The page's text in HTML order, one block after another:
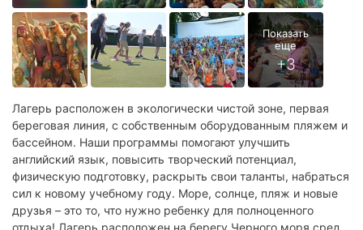
Лагерь расположен в экологически чистой зоне, первая
береговая линия, с собственным оборудованным пляжем и
бассейном. Наши программы помогают улучшить
английский язык, повысить творческий потенциал,
физическую подготовку, раскрыть свои таланты, набраться
сил к новому учебному году. Море, солнце, пляж и новые
друзья – это то, что нужно ребенку для полноценного
отдыха! Лагерь расположен на берегу Черного моря среди
Тематические лагеря в Туапсе Языковые лагеря на море
Английские лагеря на море
Оздоровительные лагеря на море
Образовательные лагеря на море
Тематические лагеря на море